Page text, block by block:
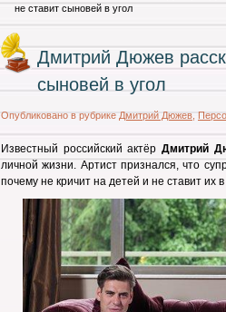
не ставит сыновей в угол
Дмитрий Дюжев
сыновей в угол
Опубликовано в рубрике Дмитрий Дюжев
Известный российский актёрДмитрий
личной жизни. Артист признался, что
почему не кричит на детей и не ставит их в